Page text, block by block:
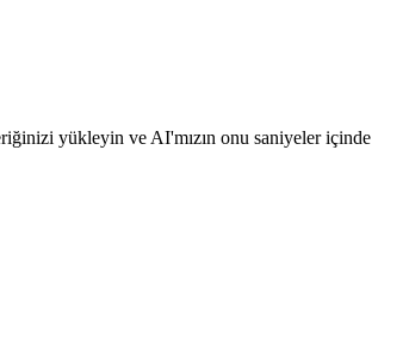
yükleyin ve AI'mızın onu saniyeler içinde